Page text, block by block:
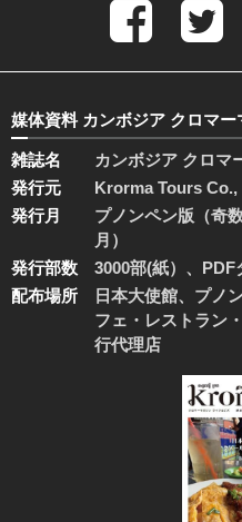
媒体資料 カンボジア クロマー
雑誌名
カンボジア クロマ
発行元
Krorma Tours Co.,
発行月
プノンペン版（奇
月）
発行部数
3000部(紙）、
配布場所
日本大使館、プノ
フェ・レストラン
行代理店